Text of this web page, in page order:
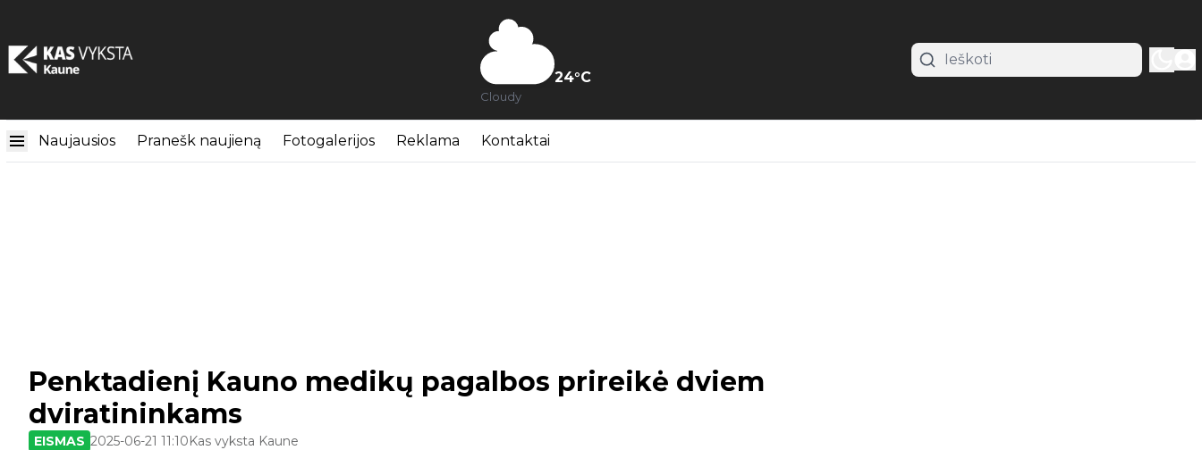
24°C
Cloudy
Naujausios Pranešk naujieną Fotogalerijos Reklama Kontaktai
Penktadienį Kauno medikų pagalbos prireikė dviem
dviratininkams
EISMAS 2025-06-21 11:10Kas vyksta Kaune